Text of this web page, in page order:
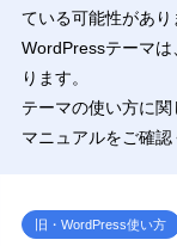
ている可能性があり
WordPressテーマ
ります。
テーマの使い方に
マニュアルをご確認
旧・WordPress使い方
2.2.1 固定ペー
2.2.2 リンク
グローバル